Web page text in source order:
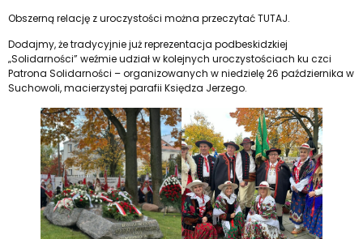
Obszerną relację z uroczystości można przeczytaćTUTAJ.
Dodajmy, że tradycyjnie już reprezentacja podbeskidzkiej
„Solidarności” weźmie udział w kolejnych uroczystościach ku czci
Patrona Solidarności – organizowanych w niedzielę 26 października w
Suchowoli, macierzystej parafii Księdza Jerzego.